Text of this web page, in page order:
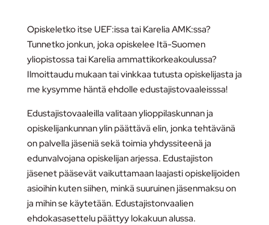
Opiskeletko itse UEF:issa tai Karelia AMK:ssa?
Tunnetko jonkun, joka opiskelee Itä-Suomen
yliopistossa tai Karelia ammattikorkeakoulussa?
Ilmoittaudu mukaan tai vinkkaa tutusta opiskelijasta ja
me kysymme häntä ehdolle edustajistovaaleisssa!
Edustajistovaaleilla valitaan ylioppilaskunnan ja
opiskelijankunnan ylin päättävä elin, jonka tehtävänä
on palvella jäseniä sekä toimia yhdyssiteenä ja
edunvalvojana opiskelijan arjessa. Edustajiston
jäsenet pääsevät vaikuttamaan laajasti opiskelijoiden
asioihin kuten siihen, minkä suuruinen jäsenmaksu on
ja mihin se käytetään. Edustajistonvaalien
ehdokasasettelu päättyy lokakuun alussa.